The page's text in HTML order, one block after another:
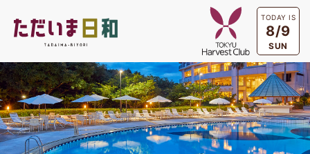
TODAY IS
8/9
SUN